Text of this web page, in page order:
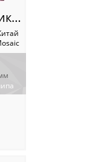
Arlecchino 4 Мозаика Caramelle mosaic